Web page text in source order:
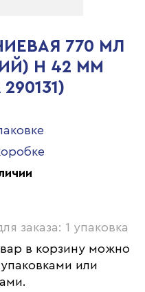
770 МЛ
H 42 ММ
заказа: 1 упаковка
в корзину можно
или